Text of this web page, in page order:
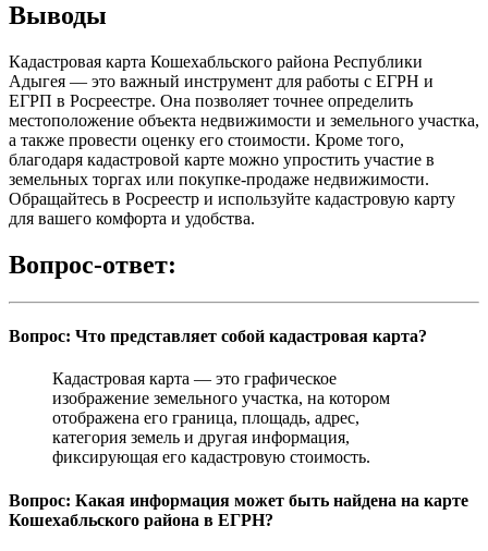
Выводы
Кадастровая карта Кошехабльского района Республики
Адыгея — это важный инструмент для работы с ЕГРН и
ЕГРП в Росреестре. Она позволяет точнее определить
местоположение объекта недвижимости и земельного участка,
а также провести оценку его стоимости. Кроме того,
благодаря кадастровой карте можно упростить участие в
земельных торгах или покупке-продаже недвижимости.
Обращайтесь в Росреестр и используйте кадастровую карту
для вашего комфорта и удобства.
Вопрос-ответ:
Вопрос: Что представляет собой кадастровая карта?
Кадастровая карта — это графическое
изображение земельного участка, на котором
отображена его граница, площадь, адрес,
категория земель и другая информация,
фиксирующая его кадастровую стоимость.
Вопрос: Какая информация может быть найдена на карте
Кошехабльского района в ЕГРН?